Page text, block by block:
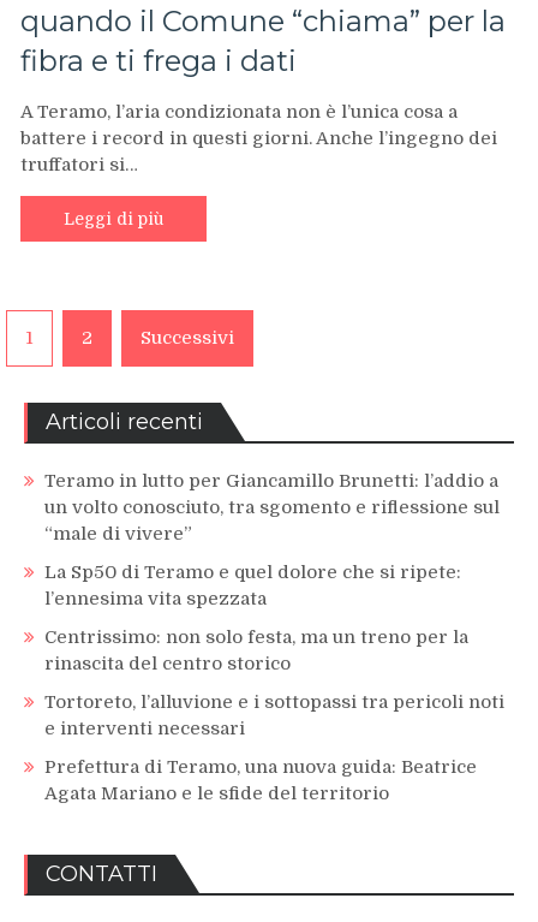
quando il Comune “chiama” per la
fibra e ti frega i dati
A Teramo, l’aria condizionata non è l’unica cosa a
battere i record in questi giorni. Anche l’ingegno dei
truffatori si…
Leggi di più
Paginazione
degli
articoli
1 2 Successivi
Articoli recenti
Teramo in lutto per Giancamillo Brunetti: l’addio a
un volto conosciuto, tra sgomento e riflessione sul
“male di vivere”
La Sp50 di Teramo e quel dolore che si ripete:
l’ennesima vita spezzata
Centrissimo: non solo festa, ma un treno per la
rinascita del centro storico
Tortoreto, l’alluvione e i sottopassi tra pericoli noti
e interventi necessari
Prefettura di Teramo, una nuova guida: Beatrice
Agata Mariano e le sfide del territorio
CONTATTI